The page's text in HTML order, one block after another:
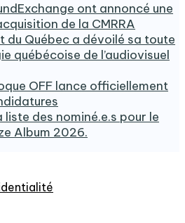
ont annoncé une
de la CMRRA
du Québec a dévoilé sa toute
québécoise de l’audiovisuel
OFF lance officiellement
liste des nominé.e.s pour le
Album 2026.